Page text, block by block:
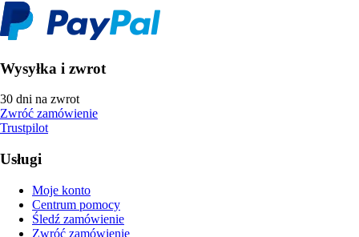
Wysyłka i zwrot
30 dni na zwrot
Zwróć zamówienie
Trustpilot
Usługi
Moje konto
Centrum pomocy
Śledź zamówienie
Zwróć zamówienie